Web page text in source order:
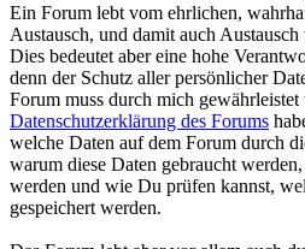
Ein Forum lebt vom ehrlichen,
Austausch, und damit auch
Dies bedeutet aber eine hohe
denn der Schutz aller persönlicher
Forum muss durch mich
Datenschutzerklärung des Forums
welche Daten auf dem Forum durch
warum diese Daten gebraucht
werden und wie Du prüfen kannst,
gespeichert werden.